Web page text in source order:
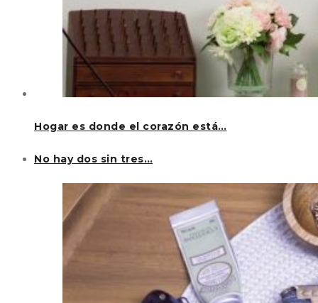
Hogar es donde el corazón está…
No hay dos sin tres…